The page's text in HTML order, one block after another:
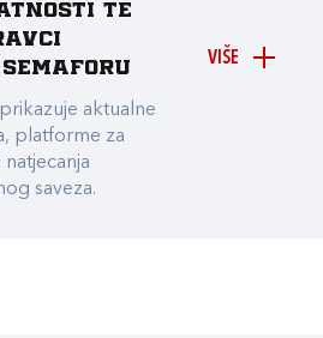
VIŠE
te
aktualne
platforme za
saveza.